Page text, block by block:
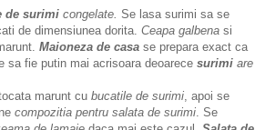
de surimi congelate. Se lasa surimi sa se
de dimensiunea dorita. Ceapa galbena si
Maioneza de casa se prepara exact ca
sa fie putin mai acrisoara deoarece surimi are
marunt cu bucatile de surimi, apoi se
compozitia pentru salata de surimi. Se